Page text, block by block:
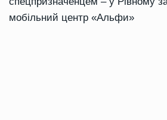
мобільний центр «Альфи»